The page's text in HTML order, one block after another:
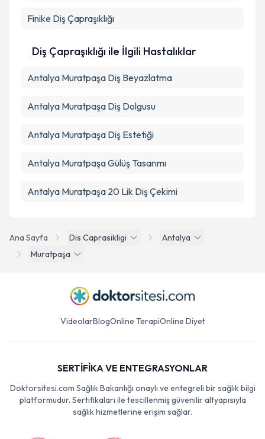
Ana Sayfa Dis Caprasikligi
Antalya
Muratpaşa
Finike Diş Çapraşıklığı
Diş Çapraşıklığı ile İlgili Hastalıklar
Antalya Muratpaşa Diş Beyazlatma
Antalya Muratpaşa Diş Dolgusu
Antalya Muratpaşa Diş Estetiği
Antalya Muratpaşa Gülüş Tasarımı
Antalya Muratpaşa 20 Lik Diş Çekimi
VideolarBlogOnline TerapiOnline Diyet
SERTİFİKA VE ENTEGRASYONLAR
Doktorsitesi.com Sağlık Bakanlığı onaylı ve entegreli bir sağlık bilgi
platformudur. Sertifikaları ile tescillenmiş güvenilir altyapısıyla
sağlık hizmetlerine erişim sağlar.